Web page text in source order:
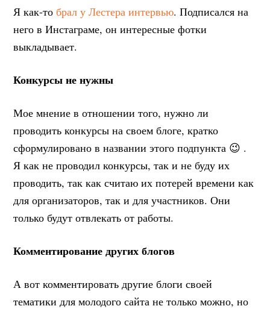
Я как-тобрал у Лестера интервью. Подписался на
него в Инстаграме, он интересные фотки
выкладывает.
Конкурсы не нужны
Мое мнение в отношении того, нужно ли
проводить конкурсы на своем блоге, кратко
сформулировано в названии этого подпункта 😉 .
Я как не проводил конкурсы, так и не буду их
проводить, так как считаю их потерей времени как
для организаторов, так и для участников. Они
только будут отвлекать от работы.
Комментирование других блогов
А вот комментировать другие блоги своей
тематики для молодого сайта не только можно, но